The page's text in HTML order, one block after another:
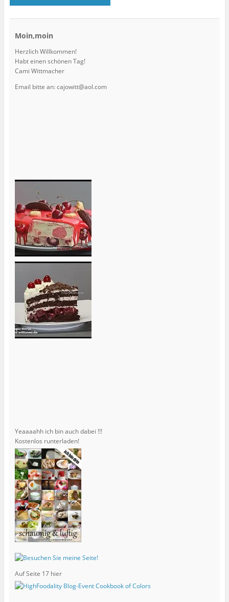
Moin,moin
Herzlich Willkommen!
Habt einen schönen Tag!
Cami Wittmacher
Email bitte an: cajowitt@aol.com
Yeaaaahh ich bin auch dabei !!!
Kostenlos runterladen!
Auf Seite 17 hier